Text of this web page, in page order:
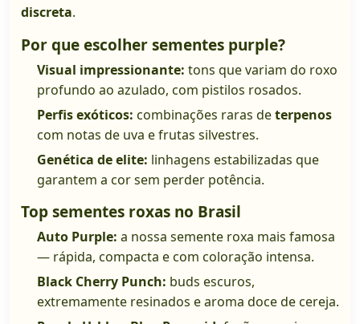
discreta.
Por que escolher sementes purple?
Visual impressionante: tons que variam do roxo
profundo ao azulado, com pistilos rosados.
Perfis exóticos: combinações raras deterpenos
com notas de uva e frutas silvestres.
Genética de elite: linhagens estabilizadas que
garantem a cor sem perder potência.
Top sementes roxas no Brasil
Auto Purple: a nossa semente roxa mais famosa
— rápida, compacta e com coloração intensa.
Black Cherry Punch: buds escuros,
extremamente resinados e aroma doce de cereja.